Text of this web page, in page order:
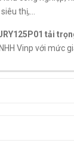
thị,…
tải
Vinp với mức